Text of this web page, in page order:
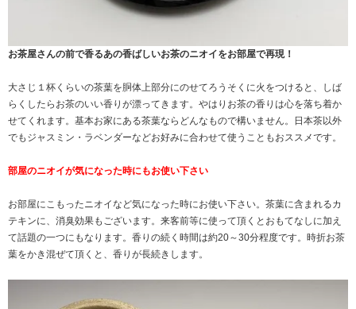
お茶屋さんの前で香るあの香ばしいお茶のニオイをお部屋で再現！
大さじ１杯くらいの茶葉を胴体上部分にのせてろうそくに火をつけると、しば
らくしたらお茶のいい香りが漂ってきます。やはりお茶の香りは心を落ち着か
せてくれます。基本お家にある茶葉ならどんなもので構いません。日本茶以外
でもジャスミン・ラベンダーなどお好みに合わせて使うこともおススメです。
部屋のニオイが気になった時にもお使い下さい
お部屋にこもったニオイなど気になった時にお使い下さい。茶葉に含まれるカ
テキンに、消臭効果もございます。来客前等に使って頂くとおもてなしに加え
て話題の一つにもなります。香りの続く時間は約20～30分程度です。時折お茶
葉をかき混ぜて頂くと、香りが長続きします。